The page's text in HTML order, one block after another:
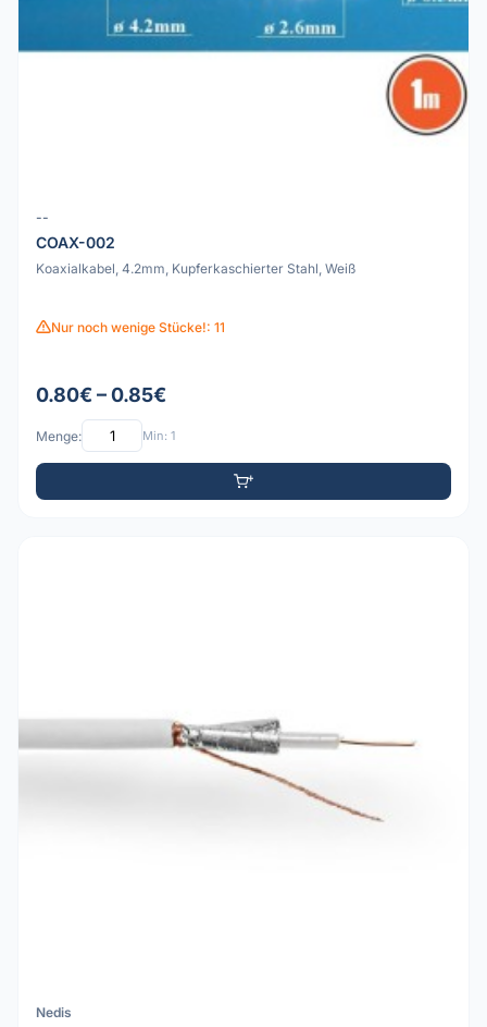
--
COAX-002
Koaxialkabel, 4.2mm, Kupferkaschierter Stahl, Weiß
Nur noch wenige Stücke!: 11
0.80€ – 0.85€
Menge: Min: 1
Nedis